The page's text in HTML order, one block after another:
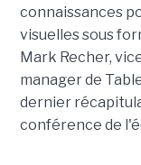
connaissances
visuelles sous
Mark Recher,
manager de
dernier
conférence de